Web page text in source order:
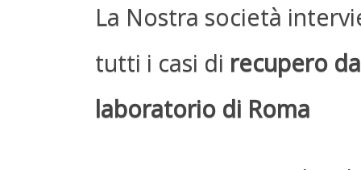
La Nostra società
tutti i casi di recupero
laboratorio di Roma